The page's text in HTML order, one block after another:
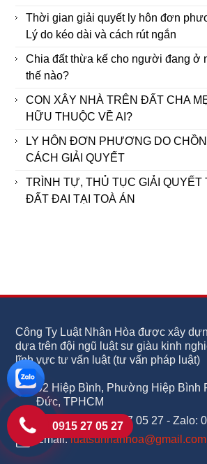
Thời gian giải quyết ly hôn đơn
Lý do kéo dài và cách rút ngắn
Chia đất thừa kế cho người đang ở
thế nào?
CON XÂY NHÀ TRÊN ĐẤT CHA
HỮU THUỘC VỀ AI?
LY HÔN ĐƠN PHƯƠNG DO
CÁCH GIẢI QUYẾT
TRÌNH TỰ, THỦ TỤC GIẢI QUYẾT
ĐẤT ĐAI TẠI TOÀ ÁN
Công Ty Luật Nhân Hòa được xây
dựa trên đội ngũ luật sư giàu kinh
lĩnh vực tư vấn luật (tư vấn pháp luật)
02 Hiệp Bình, Phường Hiệp Bình
Đức, TPHCM
Điện thoại: 0915 27 05 27 - Zalo:
Email:luatsunhanhoa@gmail.com
0915 27 05 27